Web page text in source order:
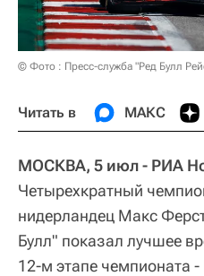
© Фото : Пресс-служба "Ред Булл
Читать в МАКС
МОСКВА, 5 июл - РИА
Четырехкратный
нидерландец Макс
Булл" показал лучшее
12-м этапе чемпионата -